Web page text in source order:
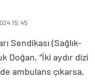
15:45
Sendikası (Sağlık-
Doğan, “İki aydır dizi
ambulans çıkarsa,